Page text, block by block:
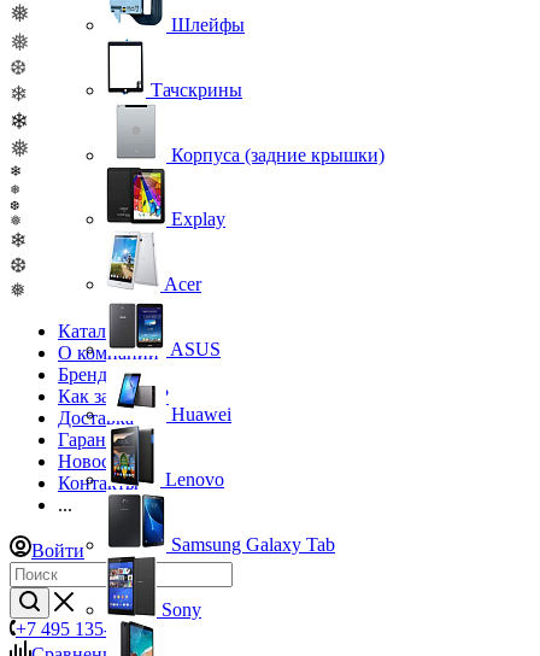
❅
❅
❆
❄
❄
❅
❄
❅
❆
❅
❄
❆
❅
Каталог
О компании
Бренды
Как заказать?
Доставка
Гарантия
Новости
Контакты
...
Войти
+7 495 135-39-43
Шлейфы
Тачскрины
Корпуса (задние крышки)
Explay
Acer
ASUS
Huawei
Lenovo
Samsung Galaxy Tab
Sony